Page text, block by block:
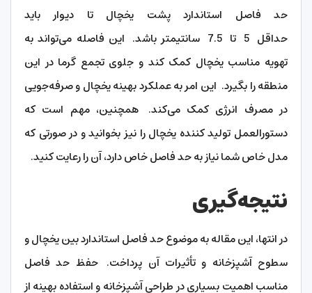
حد فاصل استاندارد پشت یخچال تا دیوار باید
حداقل 5 تا 7.5 سانتیمتر باشد. این فاصله می‌تواند به
تهویه مناسب یخچال کمک کند و جلوی تجمع گرما در این
منطقه را بگیرد. این امر به عملکرد بهینه یخچال و صرفه‌جویی
در مصرف انرژی کمک می‌کند. همچنین، مهم است که
دستورالعمل تولید کننده یخچال را نیز بخوانید و در صورتی که
مدل خاص شما نیاز به حد فاصل خاص دارد، آن را رعایت کنید.
نتیجه‌گیری
در انتها، این مقاله به موضوع حد فاصل استاندارد بین یخچال و
سطوح آشپزخانه و تأثیرات آن پرداخت. حفظ حد فاصل
مناسب اهمیت بسیاری در طراحی آشپزخانه و استفاده بهینه از